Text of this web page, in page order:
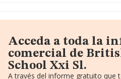
Acceda a toda la
comercial de
School Xxi Sl.
A través del informe gratuito que